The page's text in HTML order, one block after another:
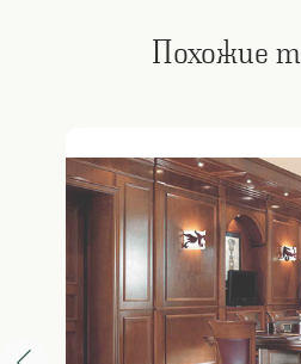
Похожие